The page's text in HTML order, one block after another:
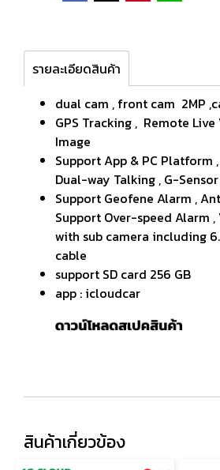
รายละเอียดสินค้า
dual cam , front cam 2MP
GPS Tracking , Remote
Image
Support App & PC Platform
Dual-way Talking , G-Sensor
Support Geofene Alarm ,
Support Over-speed Alarm
with sub camera including
cable
support SD card 256 GB
app : icloudcar
สินค้าเกี่ยวข้อง